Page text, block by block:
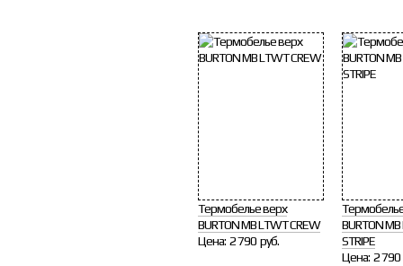
Термобелье верх
BURTON MB LTWT CREW
Цена: 2 790 руб.
BURTON
STRIPE
Цена: 2 790